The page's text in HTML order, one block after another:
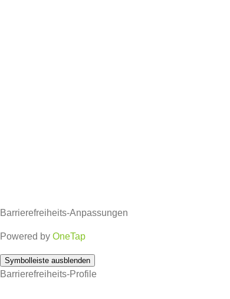
Barrierefreiheits-Anpassungen
Powered by OneTap
Symbolleiste ausblenden
Barrierefreiheits-Profile